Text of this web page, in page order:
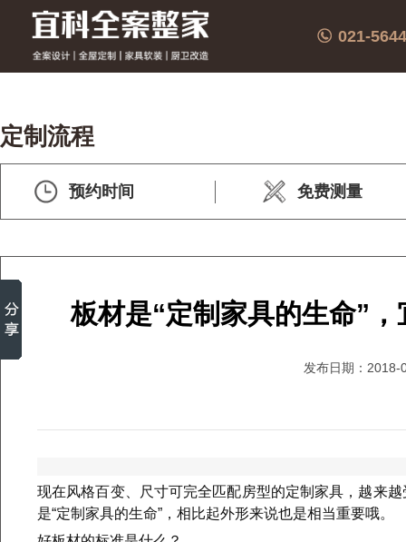
021-
定制流程
预约时间 免费测量
板材是“定制家具的生命”
发布日期：2018-
现在风格百变、尺寸可完全匹配房型的定制家具，越来
是“定制家具的生命”，相比起外形来说也是相当重要哦。